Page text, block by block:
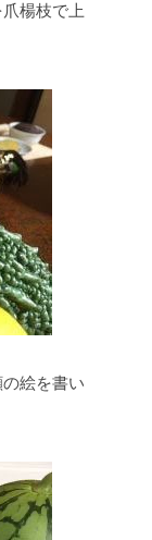
楊枝で上
絵を書い